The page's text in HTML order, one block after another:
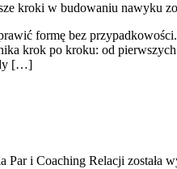
kroki w budowaniu nawyku
formę bez
krok po kroku: od
[…]
Par i Coaching Relacji została